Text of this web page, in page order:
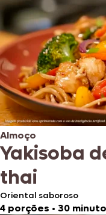
Almoço
Yakisoba
thai
Oriental saboroso
4 porções • 30